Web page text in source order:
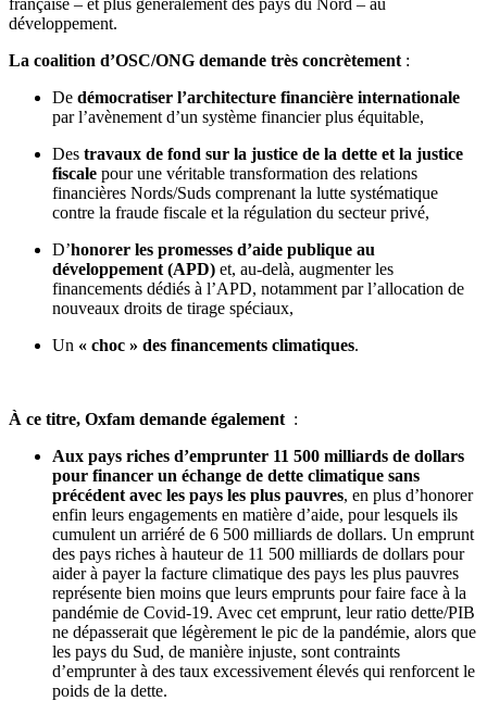
développement.
La coalition d’OSC/ONG demande très concrètement :
De démocratiser l’architecture financière internationale
par l’avènement d’un système financier plus équitable,
Des travaux de fond sur la justice de la dette et la justice
fiscale pour une véritable transformation des relations
financières Nords/Suds comprenant la lutte systématique
contre la fraude fiscale et la régulation du secteur privé,
D’honorer les promesses d’aide publique au
développement (APD) et, au-delà, augmenter les
financements dédiés à l’APD, notamment par l’allocation de
nouveaux droits de tirage spéciaux,
Un « choc » des financements climatiques.
À ce titre, Oxfam demande également :
Aux pays riches d’emprunter 11 500 milliards de dollars
pour financer un échange de dette climatique sans
précédent avec les pays les plus pauvres, en plus d’honorer
enfin leurs engagements en matière d’aide, pour lesquels ils
cumulent un arriéré de 6 500 milliards de dollars. Un emprunt
des pays riches à hauteur de 11 500 milliards de dollars pour
aider à payer la facture climatique des pays les plus pauvres
représente bien moins que leurs emprunts pour faire face à la
pandémie de Covid-19. Avec cet emprunt, leur ratio dette/PIB
ne dépasserait que légèrement le pic de la pandémie, alors que
les pays du Sud, de manière injuste, sont contraints
d’emprunter à des taux excessivement élevés qui renforcent le
poids de la dette.